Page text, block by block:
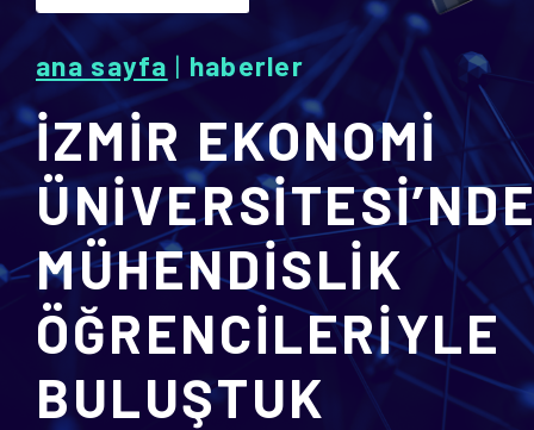
ana sayfa | haberler
İZMİR EKONOMİ
MÜHENDİSLİK
ÖĞRENCİLERİYLE
BULUŞTUK